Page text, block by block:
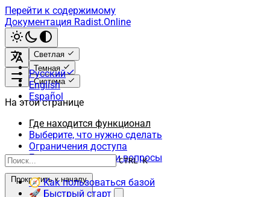
Перейти к содержимому
Документация Radist.Online
Светлая
Темная
Система
Русский
English
Español
CTRL K
🧭 Как пользоваться базой
🚀 Быстрый старт
На этой странице
Где находится функционал
Выберите, что нужно сделать
Ограничения доступа
Если у вас возникли вопросы
Прокрутить к началу